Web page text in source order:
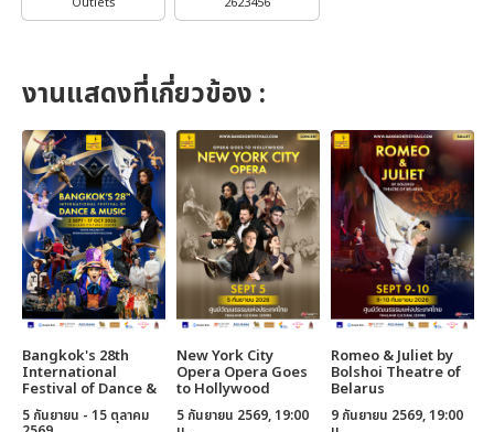
งานแสดงที่เกี่ยวข้อง :
Bangkok's 28th
International
Festival of Dance &
Music
5 กันยายน - 15 ตุลาคม
New York City
Opera Opera Goes
to Hollywood
5 กันยายน 2569, 19:00
Romeo & Juliet by
Bolshoi Theatre of
Belarus
9 กันยายน 2569, 19:00